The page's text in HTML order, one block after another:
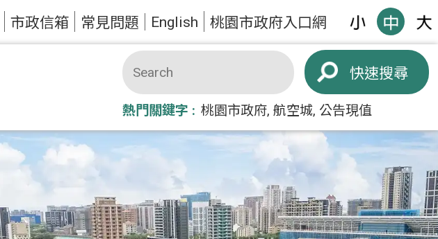
市政信箱 常見問題 English 桃園市政府入口網
搜尋
熱門關鍵字 桃園市政府 航空城 公告現值